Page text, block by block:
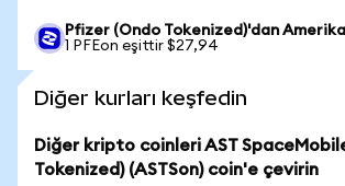
Pfizer (Ondo Tokenized)'dan
1 PFEon eşittir $27,94
Diğer kurları keşfedin
Diğer kripto coinleri AST
Tokenized) (ASTSon) coin'e çevirin